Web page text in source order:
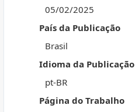
05/02/2025
País da Publicação
Brasil
Idioma da Publicação
pt-BR
Página do Trabalho